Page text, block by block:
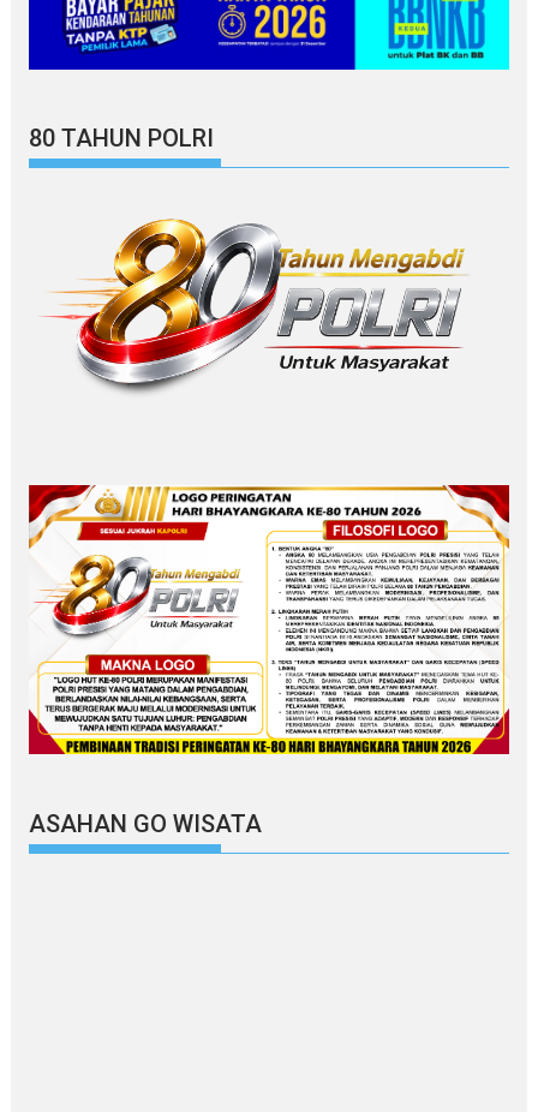
80 TAHUN POLRI
ASAHAN GO WISATA